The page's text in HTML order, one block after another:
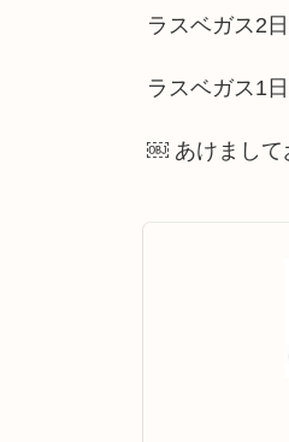
ラスベガス2
ラスベガス1
￼ あけまし